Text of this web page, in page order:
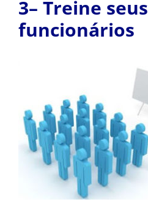
3– Treine seus
funcionários